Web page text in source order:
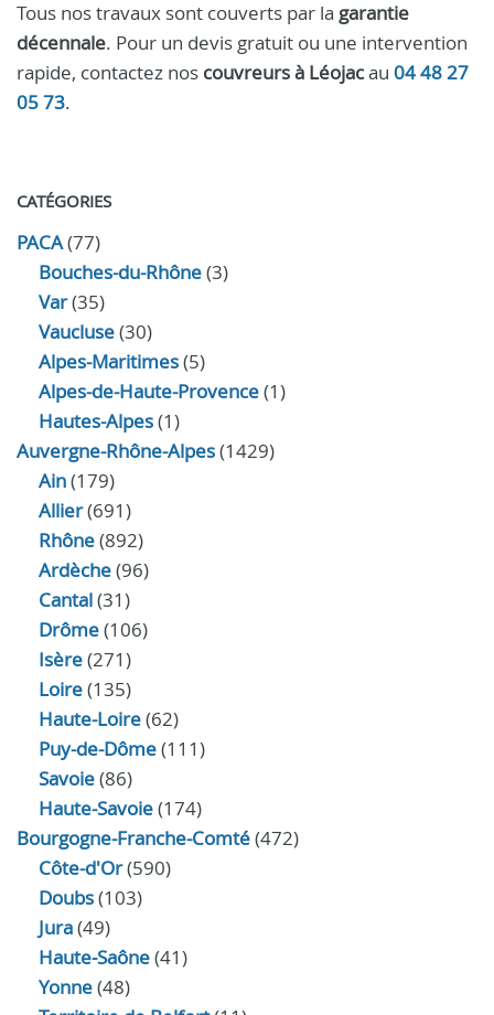
Tous nos travaux sont couverts par la garantie
décennale. Pour un devis gratuit ou une intervention
rapide, contactez nos couvreurs à Léojacau 04 48 27
05 73.
CATÉGORIES
PACA(77)
Bouches-du-Rhône(3)
Var(35)
Vaucluse(30)
Alpes-Maritimes(5)
Alpes-de-Haute-Provence(1)
Hautes-Alpes(1)
Auvergne-Rhône-Alpes(1429)
Ain(179)
Allier(691)
Rhône(892)
Ardèche(96)
Cantal(31)
Drôme(106)
Isère(271)
Loire(135)
Haute-Loire(62)
Puy-de-Dôme(111)
Savoie(86)
Haute-Savoie(174)
Bourgogne-Franche-Comté(472)
Côte-d'Or(590)
Doubs(103)
Jura(49)
Haute‑Saône(41)
Yonne(48)